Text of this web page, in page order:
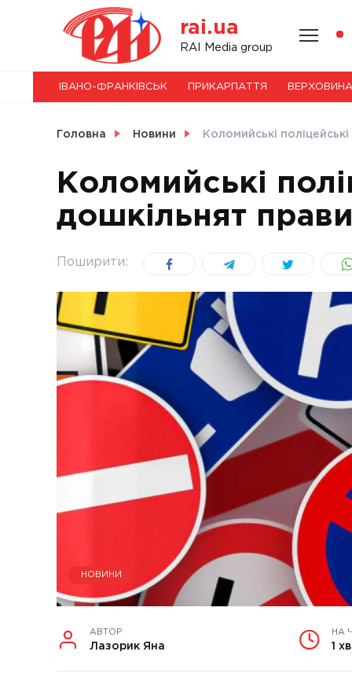
rai.ua
RAI Media group
НОВИНИ
СВІТ
УКРАЇНА
ІВАНО-ФРАНКІВСЬК ПРИКАРПАТТЯ ВЕРХОВИНА
Головна Новини Коломийські
Коломийські
дошкільнят
Поширити:
НОВИНИ
АВТОР
Лазорик Яна
НА
1 хв